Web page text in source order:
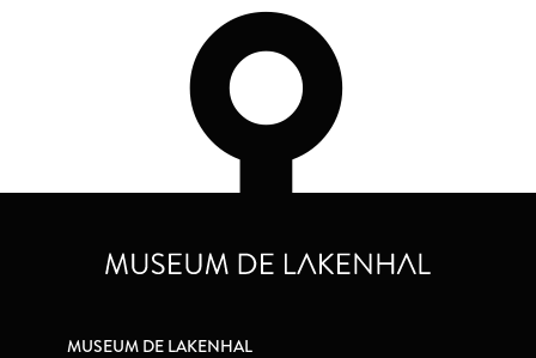
MUSEUM DE LAKENHAL